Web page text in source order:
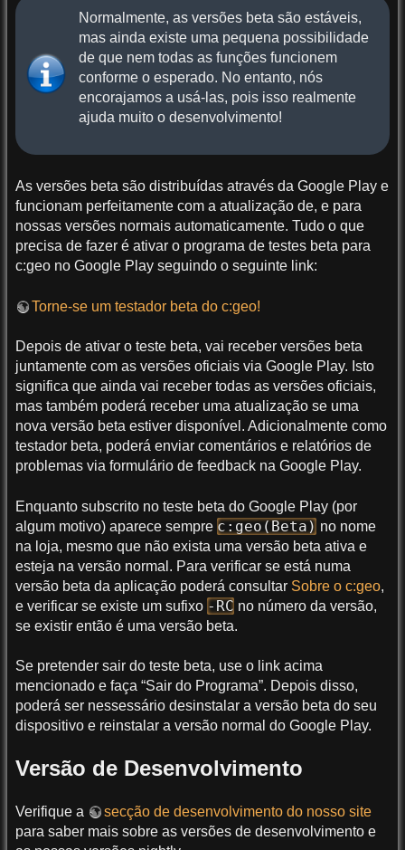
Normalmente, as versões beta são estáveis,
mas ainda existe uma pequena possibilidade
de que nem todas as funções funcionem
conforme o esperado. No entanto, nós
encorajamos a usá-las, pois isso realmente
ajuda muito o desenvolvimento!
As versões beta são distribuídas através da Google Play e
funcionam perfeitamente com a atualização de, e para
nossas versões normais automaticamente. Tudo o que
precisa de fazer é ativar o programa de testes beta para
c:geo no Google Play seguindo o seguinte link:
Torne-se um testador beta do c:geo!
Depois de ativar o teste beta, vai receber versões beta
juntamente com as versões oficiais via Google Play. Isto
significa que ainda vai receber todas as versões oficiais,
mas também poderá receber uma atualização se uma
nova versão beta estiver disponível. Adicionalmente como
testador beta, poderá enviar comentários e relatórios de
problemas via formulário de feedback na Google Play.
Enquanto subscrito no teste beta do Google Play (por
algum motivo) aparece sempre c:geo(Beta) no nome
na loja, mesmo que não exista uma versão beta ativa e
esteja na versão normal. Para verificar se está numa
versão beta da aplicação poderá consultar Sobre o c:geo,
e verificar se existe um sufixo -RC no número da versão,
se existir então é uma versão beta.
Se pretender sair do teste beta, use o link acima
mencionado e faça “Sair do Programa”. Depois disso,
poderá ser nessessário desinstalar a versão beta do seu
dispositivo e reinstalar a versão normal do Google Play.
Versão de Desenvolvimento
Verifique a
secção de desenvolvimento do nosso site
para saber mais sobre as versões de desenvolvimento e